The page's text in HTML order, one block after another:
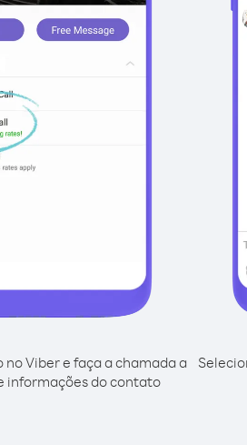
Viber e faça a chamada a
informações do contato